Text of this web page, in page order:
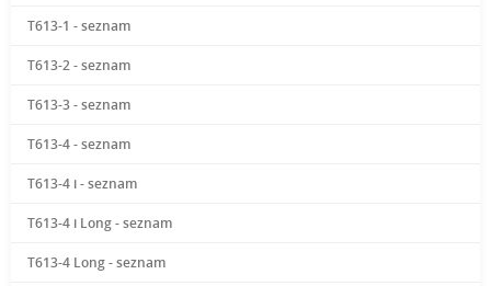
T613-1 - seznam
T613-2 - seznam
T613-3 - seznam
T613-4 - seznam
T613-4 i - seznam
T613-4 i Long - seznam
T613-4 Long - seznam